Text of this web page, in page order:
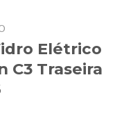
Elétrico
C3 Traseira